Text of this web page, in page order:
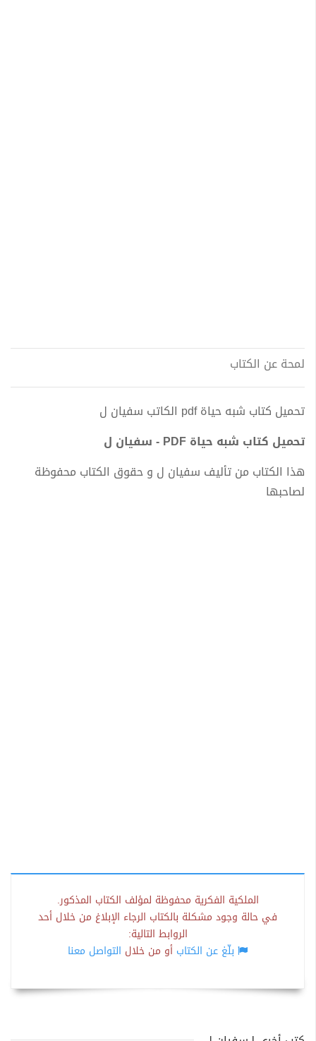
لمحة عن الكتاب
تحميل كتاب شبه حياة pdf الكاتب سفيان ل
تحميل كتاب شبه حياة PDF - سفيان ل
هذا الكتاب من تأليف سفيان ل و حقوق الكتاب محفوظة
لصاحبها
الملكية الفكرية محفوظة لمؤلف الكتاب المذكور.
في حالة وجود مشكلة بالكتاب الرجاء الإبلاغ من خلال أحد
الروابط التالية:
بلّغ عن الكتاب أو من خلال التواصل معنا